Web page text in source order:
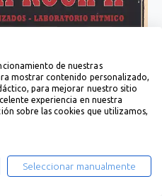
de nuestras
mostrar contenido personalizado,
para mejorar nuestro sitio
experiencia en nuestra
sobre las cookies que utilizamos,
Seleccionar manualmente